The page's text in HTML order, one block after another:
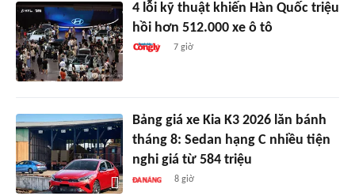
4 lỗi kỹ thuật khiến Hàn Quốc triệu
hồi hơn 512.000 xe ô tô
7 giờ
Bảng giá xe Kia K3 2026 lăn bánh
tháng 8: Sedan hạng C nhiều tiện
nghi giá từ 584 triệu
8 giờ